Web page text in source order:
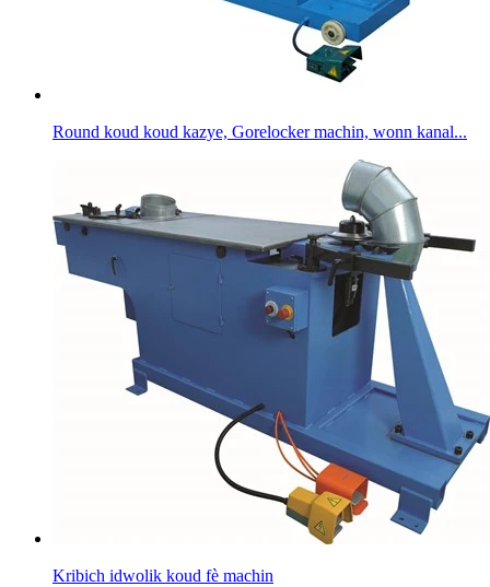
Round koud koud kazye, Gorelocker machin, wonn kanal...
Kribich idwolik koud fè machin